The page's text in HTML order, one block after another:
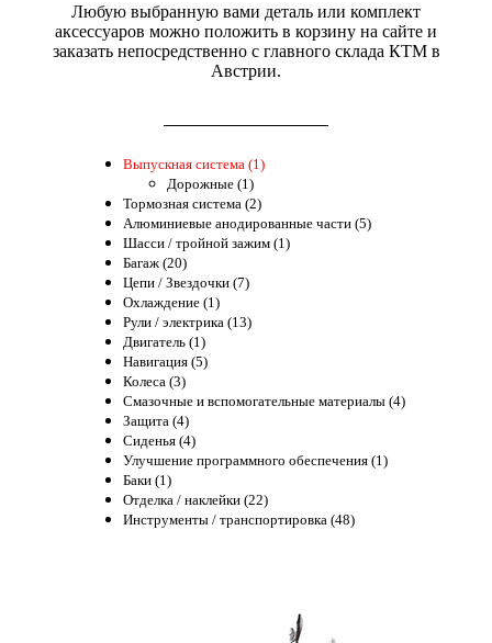
Любую выбранную вами деталь или комплект
аксессуаров можно положить в корзину на сайте и
заказать непосредственно с главного склада КТМ в
Австрии.
Выпускная система (1)
Дорожные (1)
Тормозная система (2)
Алюминиевые анодированные части (5)
Шасси / тройной зажим (1)
Багаж (20)
Цепи / Звездочки (7)
Охлаждение (1)
Рули / электрика (13)
Двигатель (1)
Навигация (5)
Колеса (3)
Смазочные и вспомогательные материалы (4)
Защита (4)
Сиденья (4)
Улучшение программного обеспечения (1)
Баки (1)
Отделка / наклейки (22)
Инструменты / транспортировка (48)